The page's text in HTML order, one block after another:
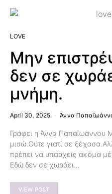
LOVE
Μην
δεν σε
μνήμη.
April 30, 2025 Άννα
Γράφει η Άννα Παπαϊωάννου
μισώ.Ούτε γιατί σε
πρέπει να υπάρχεις ακόμα
Εδώ δεν σε χωράει…
VIEW POST